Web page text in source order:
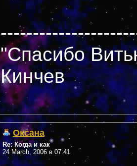
"Спасибо
Кинчев
Оксана
Re: Когда и как
24 March, 2006 в 07:41